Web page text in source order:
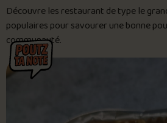
Le
Jeu
Découvre les restaurant de type le
populaires pour savourer une bonne
communauté.